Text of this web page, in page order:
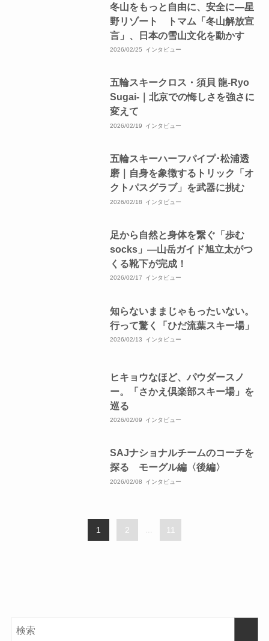
冬山をもっと自由に、安全に—星
野リゾート トマム「冬山解放宣
言」、日本の雪山文化を動かす
2026/02/25 インタビュー
五輪スキークロス・須貝 龍-Ryo
Sugai-｜北京での悔しさを強さに
変えて
2026/02/19 インタビュー
五輪スキーハーフパイプ･松浦透
磨｜自身を象徴するトリック「オ
クトパスグラブ」を武器に挑む
2026/02/18 インタビュー
足から自然と身体を繋ぐ「歩む
socks」―山岳ガイド旭立太がつ
くる靴下が完成！
2026/02/17 インタビュー
知らないままじゃもったいない。
行って驚く「ひだ流葉スキー場」
2026/02/13 インタビュー
ヒキョウなほど、パウダースノ
ー。「さかえ倶楽部スキー場」を
巡る
2026/02/09 インタビュー
SAJナショナルチームのコーチを
探る モーグル編〈後編〉
2026/02/08 インタビュー
1 2 ... 11